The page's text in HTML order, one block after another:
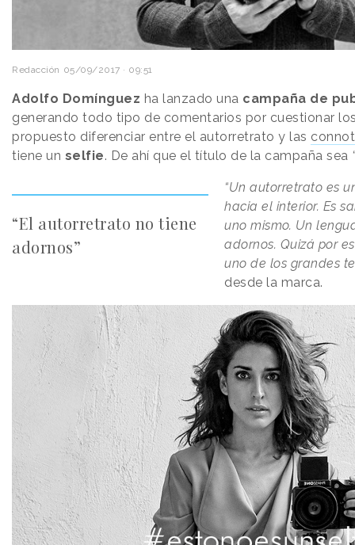
Redacción 05/09/2017 · 09:51
Adolfo Domínguez ha lanzado una campaña de
generando todo tipo de comentarios por cuestionar
propuesto diferenciar entre el autorretrato y las
tiene un selfie. De ahí que el título de la campaña sea
“El autorretrato no tiene
adornos”
“Un autorretrato es
hacia el interior. Es
uno mismo. Un
adornos. Quizá por
uno de los grandes
desde la marca.